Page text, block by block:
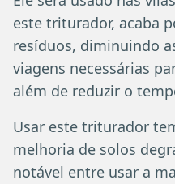
este triturador, acaba
resíduos, diminuindo
viagens necessárias
além de reduzir o
Usar este triturador
melhoria de solos
notável entre usar a